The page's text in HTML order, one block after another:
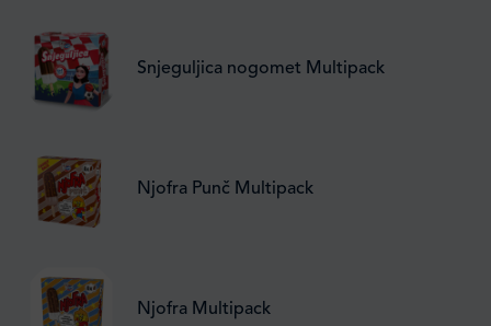
Snjeguljica nogomet Multipack
Njofra Punč Multipack
Njofra Multipack